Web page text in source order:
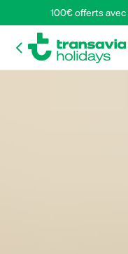
100€ offerts